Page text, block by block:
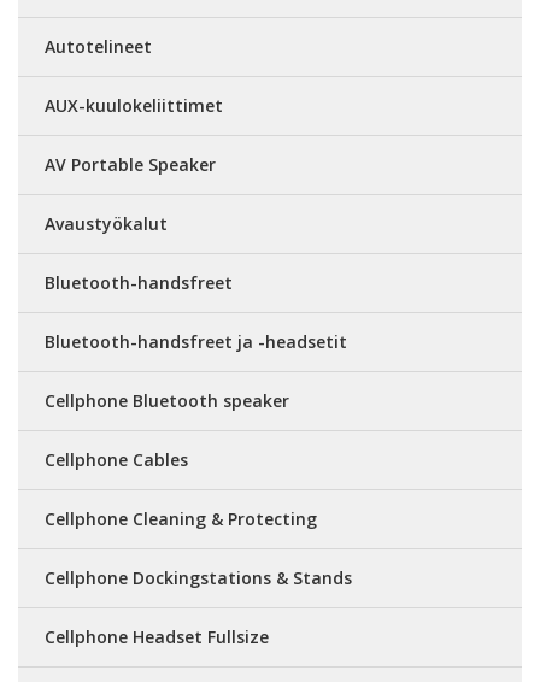
Autotelineet
AUX-kuulokeliittimet
AV Portable Speaker
Avaustyökalut
Bluetooth-handsfreet
Bluetooth-handsfreet ja -headsetit
Cellphone Bluetooth speaker
Cellphone Cables
Cellphone Cleaning & Protecting
Cellphone Dockingstations & Stands
Cellphone Headset Fullsize